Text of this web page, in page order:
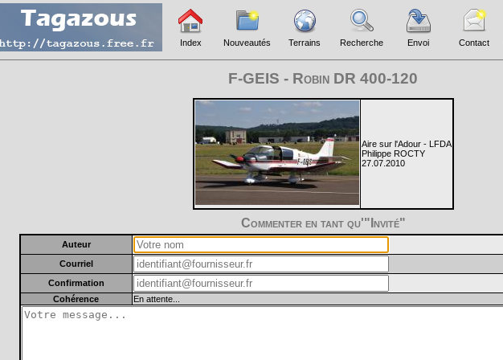
Index Nouveautés Terrains Recherche Envoi Contact
F-GEIS - Robin DR 400-120
Aire sur l'Adour - LFDA
Philippe ROCTY
27.07.2010
Commenter en tant qu'"Invité"
Auteur
Courriel
Confirmation
Cohérence
En attente...